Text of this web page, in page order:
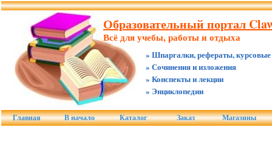
Образовательный портал
Всё для учебы, работы и отдыха
» Шпаргалки, рефераты, курсовые
» Сочинения и изложения
» Конспекты и лекции
» Энциклопедии
Главная В начало Каталог Заказ Магазины